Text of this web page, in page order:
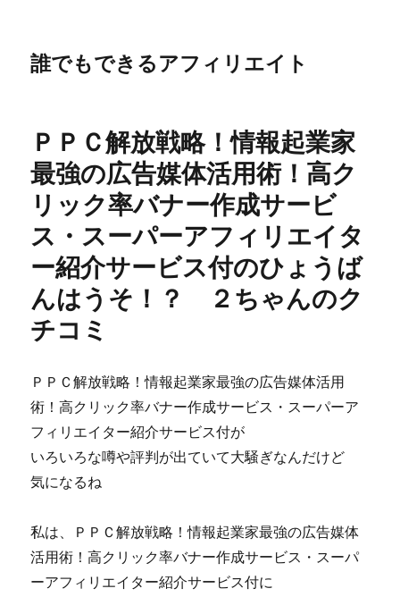
誰でもできるアフィリエイト
ＰＰＣ解放戦略！情報起業家
最強の広告媒体活用術！高ク
リック率バナー作成サービ
ス・スーパーアフィリエイタ
ー紹介サービス付のひょうば
んはうそ！？ ２ちゃんのク
チコミ
ＰＰＣ解放戦略！情報起業家最強の広告媒体活用
術！高クリック率バナー作成サービス・スーパーア
フィリエイター紹介サービス付が
いろいろな噂や評判が出ていて大騒ぎなんだけど
気になるね
私は、ＰＰＣ解放戦略！情報起業家最強の広告媒体
活用術！高クリック率バナー作成サービス・スーパ
ーアフィリエイター紹介サービス付に